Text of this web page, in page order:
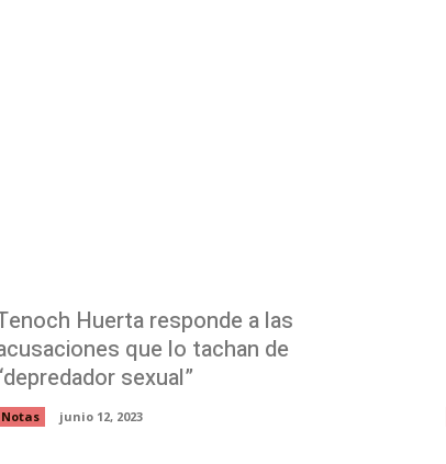
Huerta responde a las
que lo tachan de
sexual”
Notas junio 12, 2023